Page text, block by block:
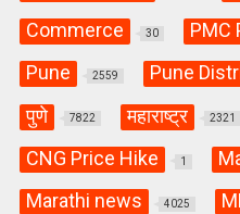
Commerce 30 PMC
Pune 2559 Pune
पुणे 7822 महाराष्ट्र 2321
CNG Price Hike 1
Marathi news 4025